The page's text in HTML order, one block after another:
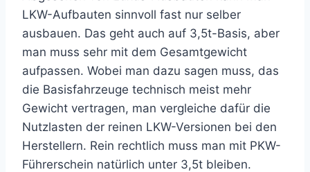
LKW-Aufbauten sinnvoll fast nur selber
ausbauen. Das geht auch auf 3,5t-Basis, aber
man muss sehr mit dem Gesamtgewicht
aufpassen. Wobei man dazu sagen muss, das
die Basisfahrzeuge technisch meist mehr
Gewicht vertragen, man vergleiche dafür die
Nutzlasten der reinen LKW-Versionen bei den
Herstellern. Rein rechtlich muss man mit PKW-
Führerschein natürlich unter 3,5t bleiben.